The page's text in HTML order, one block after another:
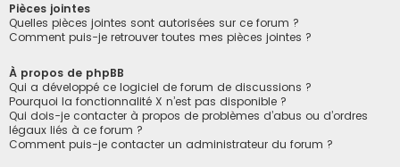
Pièces jointes
Quelles pièces jointes sont autorisées sur ce forum ?
Comment puis-je retrouver toutes mes pièces jointes ?
À propos de phpBB
Qui a développé ce logiciel de forum de discussions ?
Pourquoi la fonctionnalité X n’est pas disponible ?
Qui dois-je contacter à propos de problèmes d’abus ou d’ordres
légaux liés à ce forum ?
Comment puis-je contacter un administrateur du forum ?